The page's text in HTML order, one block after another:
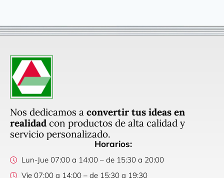
Nos dedicamos a convertir tus ideas en
realidad con productos de alta calidad y
servicio personalizado.
Horarios:
Lun-Jue 07:00 a 14:00 – de 15:30 a 20:00
Vie 07:00 a 14:00 – de 15:30 a 19:30